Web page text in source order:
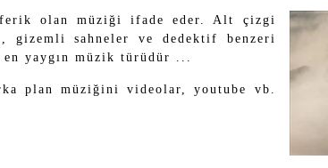
olan müziği ifade eder. Alt çizgi
gizemli sahneler ve dedektif benzeri
yaygın müzik türüdür ...
plan müziğini videolar, youtube vb.